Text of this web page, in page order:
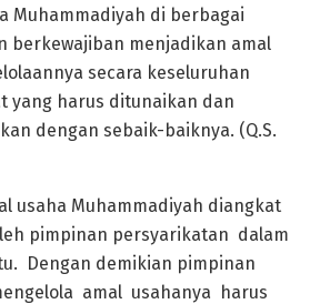
Muhammadiyah di berbagai
berkewajiban menjadikan amal
secara keseluruhan
yang harus ditunaikan dan
dengan sebaik-baiknya. (Q.S.
usaha Muhammadiyah diangkat
pimpinan persyarikatan dalam
Dengan demikian pimpinan
amal usahanya harus